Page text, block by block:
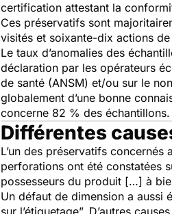
certification attestant la
Ces préservatifs sont
visités et soixante-dix actions
Le taux d’anomalies des
déclaration par les opérateurs
de santé (ANSM) et/ou sur le
globalement d’une bonne
concerne 82 % des
Différentes
L’un des préservatifs concernés
perforations ont été constatées
possesseurs du produit […] à
Un défaut de dimension a aussi
sur l’étiquetage”. D’autres